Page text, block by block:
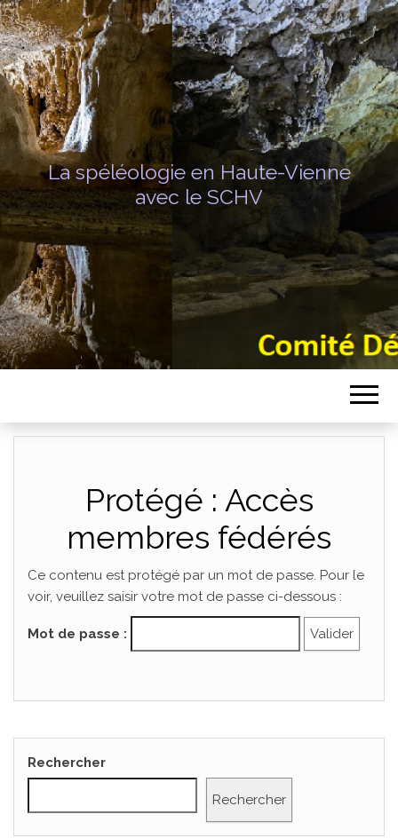
La spéléologie en Haute-Vienne
avec le SCHV
Protégé : Accès
membres fédérés
Ce contenu est protégé par un mot de passe. Pour le
voir, veuillez saisir votre mot de passe ci-dessous :
Mot de passe :
Rechercher
Rechercher